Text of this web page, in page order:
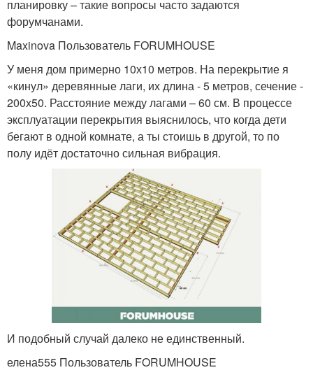
планировку – такие вопросы часто задаются
форумчанами.
Maxinova Пользователь FORUMHOUSE
У меня дом примерно 10х10 метров. На перекрытие я
«кинул» деревянные лаги, их длина - 5 метров, сечение -
200х50. Расстояние между лагами – 60 см. В процессе
эксплуатации перекрытия выяснилось, что когда дети
бегают в одной комнате, а ты стоишь в другой, то по
полу идёт достаточно сильная вибрация.
И подобный случай далеко не единственный.
елена555 Пользователь FORUMHOUSE